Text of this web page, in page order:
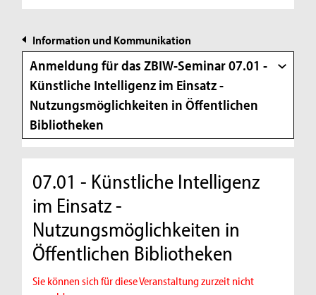
Information und Kommunikation
Anmeldung für das ZBIW-Seminar 07.01 -
Künstliche Intelligenz im Einsatz -
Nutzungsmöglichkeiten in Öffentlichen
Bibliotheken
07.01 - Künstliche Intelligenz
im Einsatz -
Nutzungsmöglichkeiten in
Öffentlichen Bibliotheken
Sie können sich für diese Veranstaltung zurzeit nicht